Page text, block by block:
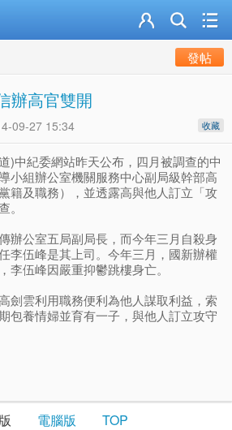
發帖
辦高官雙開
收藏
09-27 15:34
)中紀委網站昨天公布，四月被調查的中
小組辦公室機關服務中心副局級幹部高
籍及職務），並透露高與他人訂立「攻
辦公室五局副局長，而今年三月自殺身
李伍峰是其上司。今年三月，國新辦權
李伍峰因嚴重抑鬱跳樓身亡。
劍雲利用職務便利為他人謀取利益，索
包養情婦並育有一子，與他人訂立攻守
電腦版 TOP